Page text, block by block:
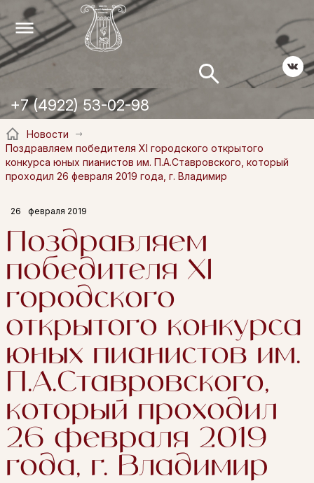
+7 (4922) 53-02-98
Новости
Поздравляем победителя XI городского открытого
конкурса юных пианистов им. П.А.Ставровского, который
проходил 26 февраля 2019 года, г. Владимир
26 февраля 2019
Поздравляем
победителя XI
городского
открытого конкурса
юных пианистов им.
П.А.Ставровского,
который проходил
26 февраля 2019
года, г. Владимир